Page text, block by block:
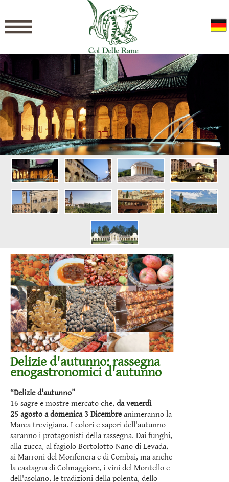
Delizie d'autunno: rassegna
enogastronomici d'autunno
“Delizie d'autunno”
16 sagre e mostre mercato che, da venerdì
25 agosto a domenica 3 Dicembreanimeranno la
Marca trevigiana. I colori e sapori dell'autunno
saranno i protagonisti della rassegna. Dai funghi,
alla zucca, al fagiolo Bortolotto Nano di Levada,
ai Marroni del Monfenera e di Combai, ma anche
la castagna di Colmaggiore, i vini del Montello e
dell'asolano, le tradizioni della polenta, dello